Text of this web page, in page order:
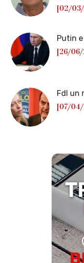
[02/
Putin
[26/
FdI un
[07/